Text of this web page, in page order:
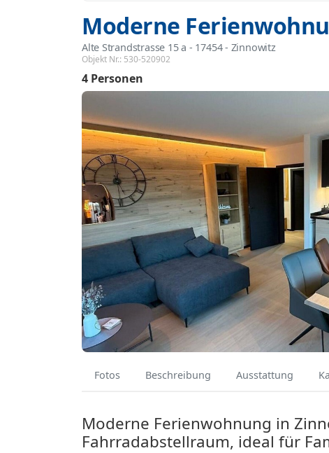
Moderne
Alte Strandstrasse 15 a - 17454 - Zinnowitz
Objekt Nr.: 530-520902
4 Personen
Fotos Beschreibung Ausstattung
Moderne Ferienwohnung in
Fahrradabstellraum, ideal für